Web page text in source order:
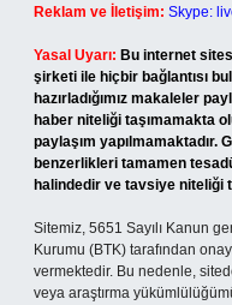
Reklam ve İletişim: Skype:
Yasal Uyarı: Bu internet
şirketi ile hiçbir bağlantısı
hazırladığımız makaleler
haber niteliği taşımamakta
paylaşım
benzerlikleri tamamen
halindedir ve tavsiye niteliği
Sitemiz, 5651 Sayılı Kanun
Kurumu (BTK) tarafından
vermektedir. Bu nedenle,
veya araştırma